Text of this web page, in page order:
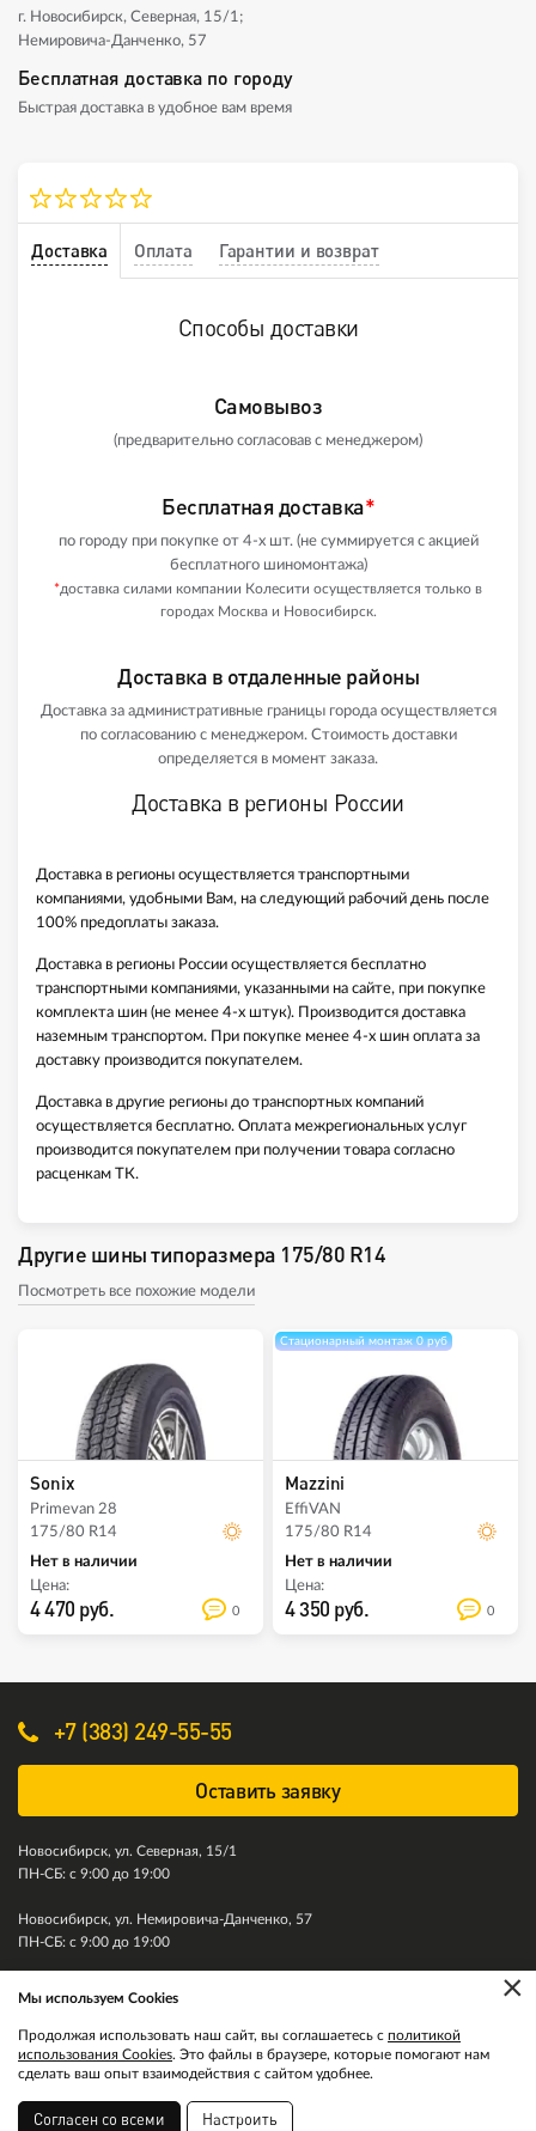
г. Новосибирск, Северная, 15/1;
Немировича-Данченко, 57
Бесплатная доставка по городу
Быстрая доставка в удобное вам время
Доставка Оплата Гарантии и возврат
Способы доставки
Самовывоз
(предварительно согласовав с менеджером)
Бесплатная доставка*
по городу при покупке от 4-х шт. (не суммируется с акцией
бесплатного шиномонтажа)
*доставка силами компании Колесити осуществляется только в
городах Москва и Новосибирск.
Доставка в отдаленные районы
Доставка за административные границы города осуществляется
по согласованию с менеджером. Стоимость доставки
определяется в момент заказа.
Доставка в регионы России
Доставка в регионы осуществляется транспортными
компаниями, удобными Вам, на следующий рабочий день после
100% предоплаты заказа.
Доставка в регионы России осуществляется бесплатно
транспортными компаниями, указанными на сайте, при покупке
комплекта шин (не менее 4-х штук). Производится доставка
наземным транспортом. При покупке менее 4-х шин оплата за
доставку производится покупателем.
Доставка в другие регионы до транспортных компаний
осуществляется бесплатно. Оплата межрегиональных услуг
производится покупателем при получении товара согласно
расценкам ТК.
Другие шины типоразмера 175/80 R14
Посмотреть все похожие модели
Sonix
Primevan 28
175/80 R14
Нет в наличии
Цена:
4 470 руб. 0
Стационарный монтаж 0 руб
Mazzini
EffiVAN
175/80 R14
Нет в наличии
Цена:
4 350 руб. 0
+7 (383) 249-55-55
Оставить заявку
Новосибирск, ул. Северная, 15/1
ПН-СБ: с 9:00 до 19:00
Новосибирск, ул. Немировича-Данченко, 57
ПН-СБ: с 9:00 до 19:00
×
Мы используем Cookies
Продолжая использовать наш сайт, вы соглашаетесь с политикой
использования Cookies. Это файлы в браузере, которые помогают нам
сделать ваш опыт взаимодействия с сайтом удобнее.
Согласен со всеми Настроить